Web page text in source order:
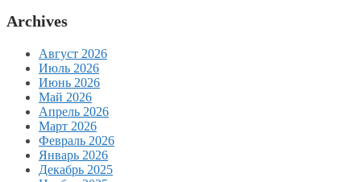
Archives
Август 2026
Июль 2026
Июнь 2026
Май 2026
Апрель 2026
Март 2026
Февраль 2026
Январь 2026
Декабрь 2025